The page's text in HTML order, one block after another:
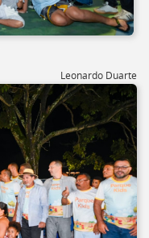
Leonardo Duarte